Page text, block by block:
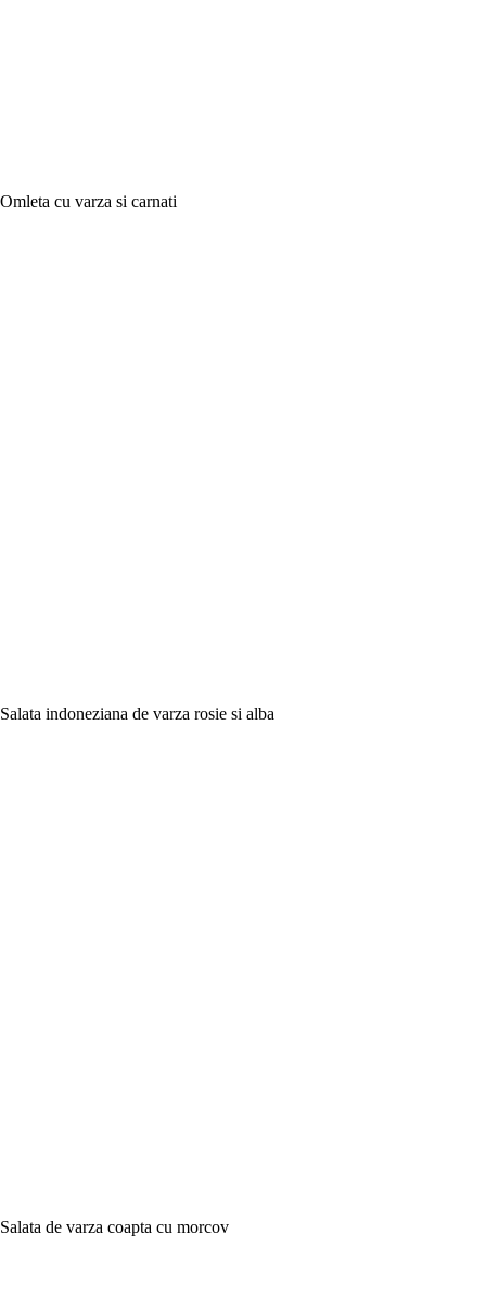
Omleta cu varza si carnati
Salata indoneziana de varza rosie si alba
Salata de varza coapta cu morcov